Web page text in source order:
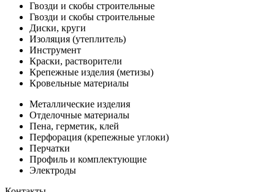
Гвозди и скобы строительные
Гвозди и скобы строительные
Диски, круги
Изоляция (утеплитель)
Инструмент
Краски, растворители
Крепежные изделия (метизы)
Кровельные материалы
Металлические изделия
Отделочные материалы
Пена, герметик, клей
Перфорация (крепежные углоки)
Перчатки
Профиль и комплектующие
Электроды